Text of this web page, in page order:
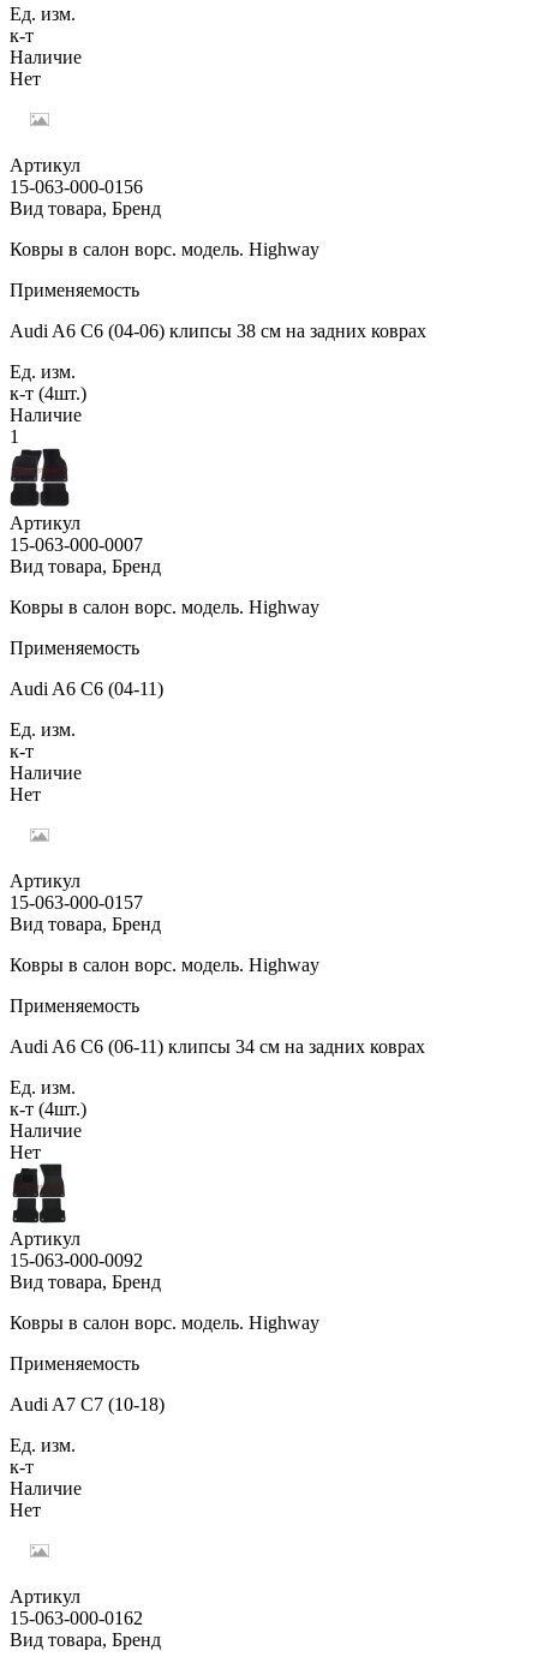
Ед. изм.
к-т
Наличие
Нет
Артикул
15-063-000-0156
Вид товара, Бренд
Ковры в салон ворс. модель. Highway
Применяемость
Audi A6 C6 (04-06) клипсы 38 см на задних коврах
Ед. изм.
к-т (4шт.)
Наличие
1
Артикул
15-063-000-0007
Вид товара, Бренд
Ковры в салон ворс. модель. Highway
Применяемость
Audi A6 C6 (04-11)
Ед. изм.
к-т
Наличие
Нет
Артикул
15-063-000-0157
Вид товара, Бренд
Ковры в салон ворс. модель. Highway
Применяемость
Audi A6 C6 (06-11) клипсы 34 см на задних коврах
Ед. изм.
к-т (4шт.)
Наличие
Нет
Артикул
15-063-000-0092
Вид товара, Бренд
Ковры в салон ворс. модель. Highway
Применяемость
Audi A7 C7 (10-18)
Ед. изм.
к-т
Наличие
Нет
Артикул
15-063-000-0162
Вид товара, Бренд